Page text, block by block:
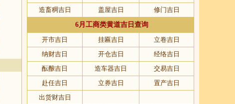
造畜稠吉日
盖屋吉日
修门吉日
6月工商类黄道吉日查询
开市吉日
挂匾吉日
立卷吉日
纳财吉日
开仓吉日
经络吉日
酝酿吉日
造车器吉日
交易吉日
赴任吉日
立券吉日
置产吉日
出货财吉日